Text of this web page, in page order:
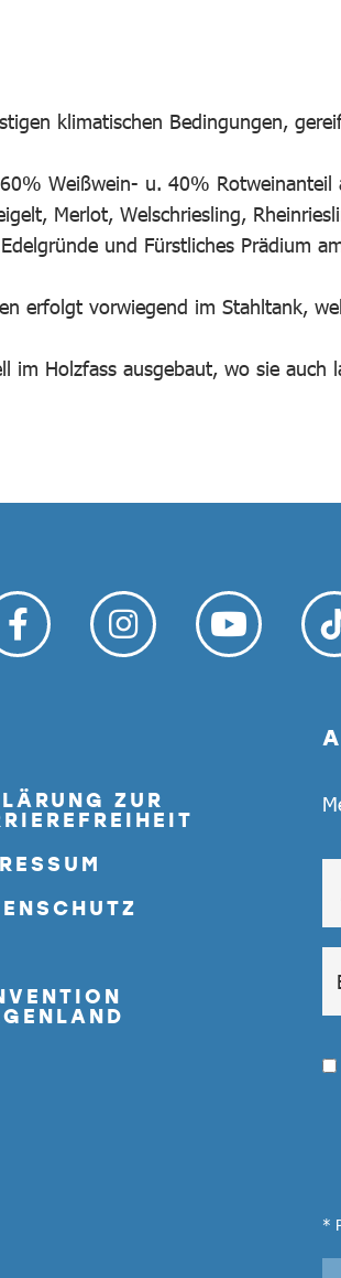
klimatischen Bedingungen,
Weißwein- u. 40%
Merlot, Welschriesling,
und Fürstliches Prädium
erfolgt vorwiegend im Stahltank,
im Holzfass ausgebaut, wo sie auch
ZUR
*